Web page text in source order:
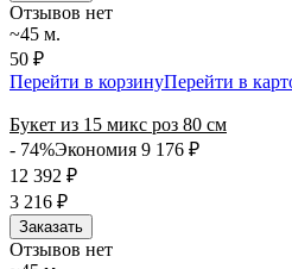
Отзывов нет
~45 м.
50 ₽
Перейти в корзинуПерейти в
Букет из 15 микс роз 80 см
- 74%Экономия 9 176 ₽
12 392 ₽
3 216 ₽
Заказать
Отзывов нет